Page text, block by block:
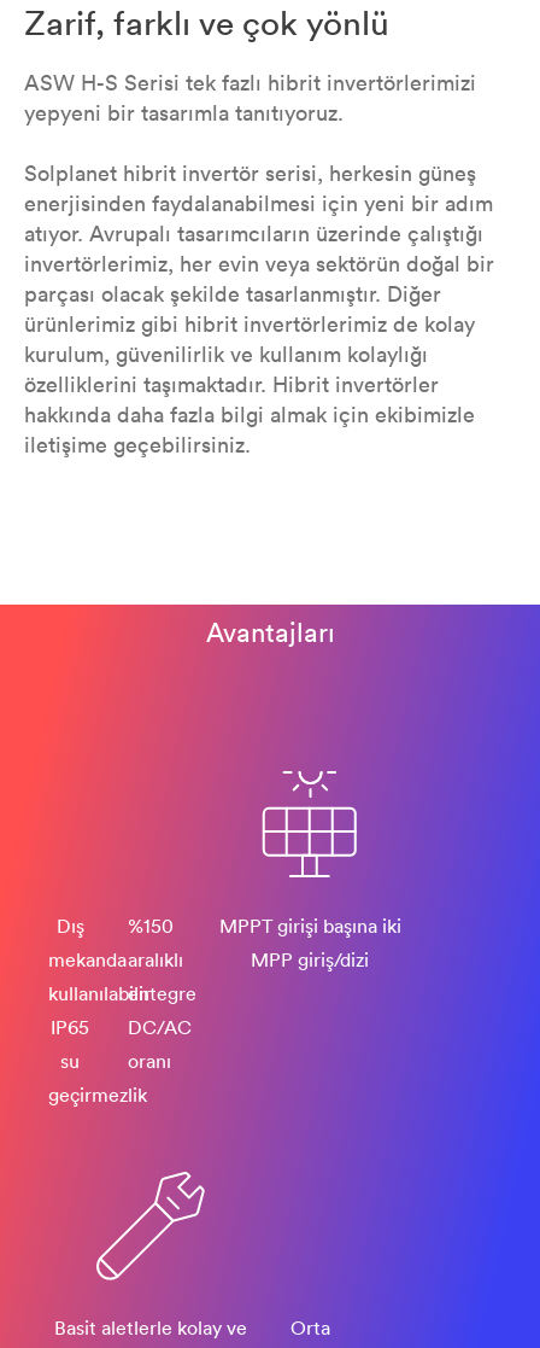
Zarif, farklı ve çok yönlü
ASW H-S Serisi tek fazlı hibrit invertörlerimizi
yepyeni bir tasarımla tanıtıyoruz.
Solplanet hibrit invertör serisi, herkesin güneş
enerjisinden faydalanabilmesi için yeni bir adım
atıyor. Avrupalı tasarımcıların üzerinde çalıştığı
invertörlerimiz, her evin veya sektörün doğal bir
parçası olacak şekilde tasarlanmıştır. Diğer
ürünlerimiz gibi hibrit invertörlerimiz de kolay
kurulum, güvenilirlik ve kullanım kolaylığı
özelliklerini taşımaktadır. Hibrit invertörler
hakkında daha fazla bilgi almak için ekibimizle
iletişime geçebilirsiniz.
Avantajları
Dış
mekanda
kullanılabilir
IP65
su
geçirmezlik
%150
aralıklı
entegre
DC/AC
oranı
MPPT girişi başına iki
MPP giriş/dizi
Basit aletlerle kolay ve
Orta